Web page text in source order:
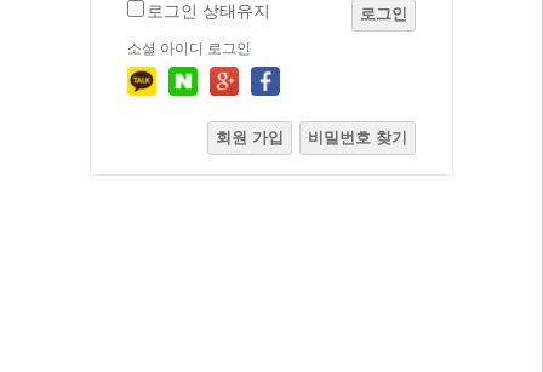
로그인 상태유지 로그인
소셜 아이디 로그인
회원 가입 비밀번호 찾기